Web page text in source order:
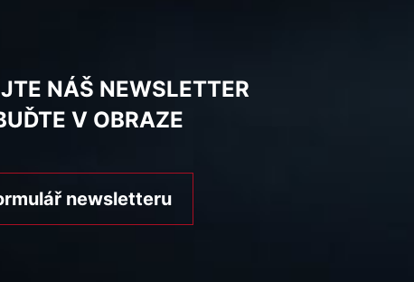
NÁŠ NEWSLETTER
V OBRAZE
newsletteru